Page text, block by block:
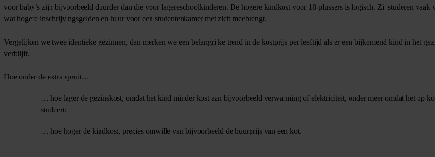
voor baby’s zijn bijvoorbeeld duurder dan die voor lagereschoolkinderen. De hogere kindkost voor 18-plussers is logisch. Zij studeren vaak
wat hogere inschrijvingsgelden en huur voor een studentenkamer met zich meebrengt.
Vergelijken we twee identieke gezinnen, dan merken we een belangrijke trend in de kostprijs per leeftijd als er een bijkomend kind in het
verblijft.
Hoe ouder de extra spruit…
… hoe lager de gezinskost, omdat het kind minder kost aan bijvoorbeeld verwarming of elektriciteit, onder meer omdat het op
studeert;
… hoe hoger de kindkost, precies omwille van bijvoorbeeld de huurprijs van een kot.